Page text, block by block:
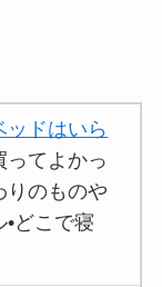
ッドはいら
ってよかっ
りのものや
•どこで寝